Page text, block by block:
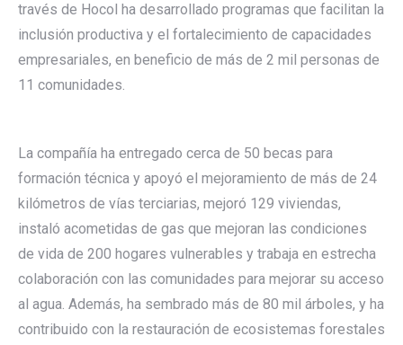
través de Hocol ha desarrollado programas que facilitan la
inclusión productiva y el fortalecimiento de capacidades
empresariales, en beneficio de más de 2 mil personas de
11 comunidades.
La compañía ha entregado cerca de 50 becas para
formación técnica y apoyó el mejoramiento de más de 24
kilómetros de vías terciarias, mejoró 129 viviendas,
instaló acometidas de gas que mejoran las condiciones
de vida de 200 hogares vulnerables y trabaja en estrecha
colaboración con las comunidades para mejorar su acceso
al agua. Además, ha sembrado más de 80 mil árboles, y ha
contribuido con la restauración de ecosistemas forestales